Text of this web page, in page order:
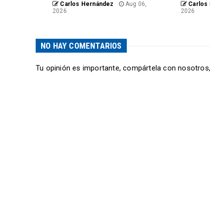
Carlos Hernández
Aug 06,
2026
Carlos
2026
NO HAY COMENTARIOS
Tu opinión es importante, compártela con